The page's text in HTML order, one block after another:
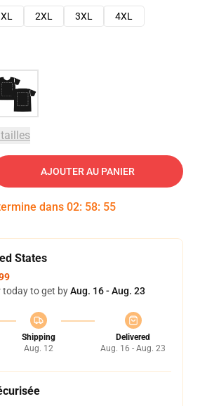
XL 2XL 3XL
4XL
AJOUTER AU PANIER
dans 02: 58: 54
States
today to get byAug. 16 - Aug. 23
Shipping
Aug. 12
Delivered
Aug. 16 - Aug. 23